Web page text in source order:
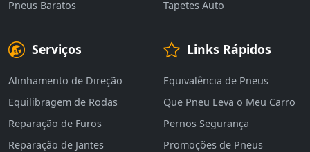
Pneus Baratos
Tapetes Auto
Serviços
Alinhamento de Direção
Equilibragem de Rodas
Reparação de Furos
Reparação de Jantes
Links Rápidos
Equivalência de Pneus
Que Pneu Leva o Meu Carro
Pernos Segurança
Promoções de Pneus